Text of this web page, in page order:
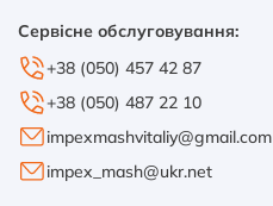
Сервісне обслуговування:
+38 (050) 457 42 87
+38 (050) 487 22 10
impexmashvitaliy@gmail.com
impex_mash@ukr.net